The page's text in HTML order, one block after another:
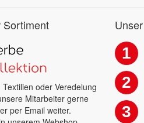
Sortiment
oder Veredelung
Mitarbeiter gerne
per Email weiter.
1
2
3